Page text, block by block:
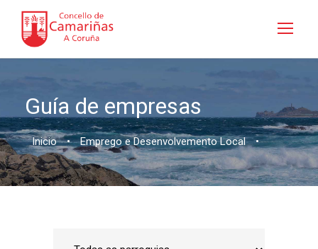
Guía de empresas
Inicio • Emprego e Desenvolvemento Local •